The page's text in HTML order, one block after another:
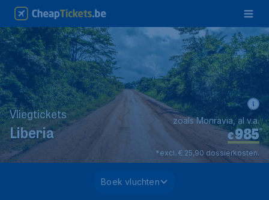
Vliegtickets
Liberia €985*
zoals Monravia, al v.a.
*excl. € 25,90 dossierkosten.
Boek vluchten